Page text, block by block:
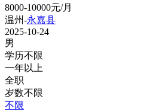
8000-10000元/月
温州-永嘉县
2025-10-24
男
学历不限
一年以上
全职
岁数不限
不限